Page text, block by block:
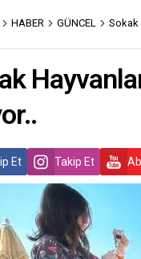
HABER GÜNCEL Sokak
Et Takip Et